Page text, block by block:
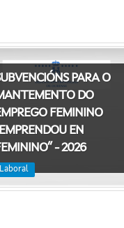
PARA O
DO
FEMININO
EN
- 2026
Laboral